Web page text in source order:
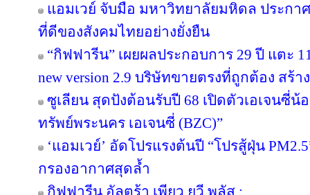
แอมเวย์ จับมือ มหาวิทยาลัยมหิดล ประกา
ที่ดีของสังคมไทยอย่างยั่งยืน
“กิฟฟารีน” เผยผลประกอบการ 29 ปี แตะ
new version 2.9 บริษัทขายตรงที่ถูกต้อง สร้
ซูเลียน สุดปังต้อนรับปี 68 เปิดตัวเอเจนซี่น้
ทรัพย์พระนคร เอเจนซี่ (BZC)”
‘แอมเวย์’ อัดโปรแรงต้นปี “โปรสู้ฝุ่น
กรองอากาศสุดล้ำ
กิฟฟารีน อัลตร้า เพียว ยูวี พลัส :